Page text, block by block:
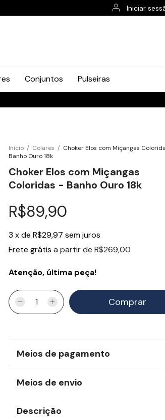
Iniciar
Conjuntos Pulseiras
Início / Colares / Choker Elos com Miçangas
Banho Ouro 18k
Choker Elos com Miçangas
Coloridas - Banho Ouro 18k
R$89,90
3 xde R$29,97 sem juros
Frete grátis a partir de R$269,00
Atenção, última peça!
Meios de pagamento
Meios de envio
Descrição